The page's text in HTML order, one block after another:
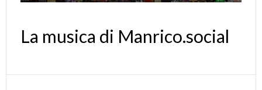
La musica di Manrico.social